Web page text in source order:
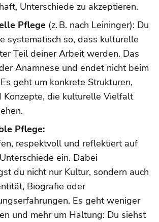
Unterschiede zu akzeptieren.
Pflege (z. B. nach Leininger): Du
systematisch so, dass kulturelle
Teil deiner Arbeit werden. Das
Anamnese und endet nicht beim
geht um konkrete Strukturen,
Konzepte, die kulturelle Vielfalt
Pflege:
respektvoll und reflektiert auf
ein. Dabei
du nicht nur Kultur, sondern auch
Biografie oder
Es geht weniger
und mehr um Haltung: Du siehst